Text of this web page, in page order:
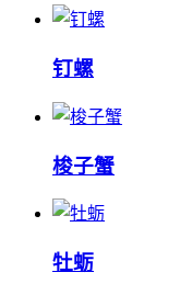
钉螺
梭子蟹
牡蛎